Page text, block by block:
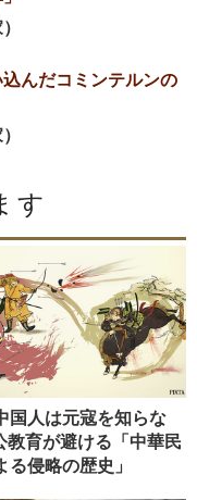
んだコミンテルンの
す
国人は元寇を知らな
教育が避ける「中華民
る侵略の歴史」